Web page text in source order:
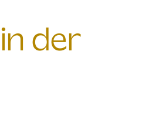
der